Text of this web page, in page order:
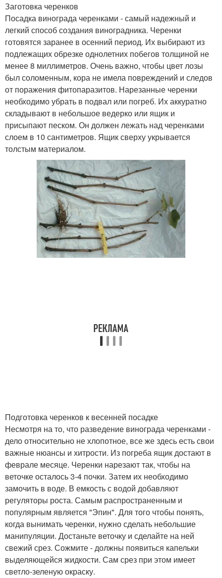
Заготовка черенков
Посадка винограда черенками - самый надежный и
легкий способ создания виноградника. Черенки
готовятся заранее в осенний период. Их выбирают из
подлежащих обрезке однолетних побегов толщиной не
менее 8 миллиметров. Очень важно, чтобы цвет лозы
был соломенным, кора не имела повреждений и следов
от поражения фитопаразитов. Нарезанные черенки
необходимо убрать в подвал или погреб. Их аккуратно
складывают в небольшое ведерко или ящик и
присыпают песком. Он должен лежать над черенками
слоем в 10 сантиметров. Ящик сверху укрывается
толстым материалом.
Подготовка черенков к весенней посадке
Несмотря на то, что разведение винограда черенками -
дело относительно не хлопотное, все же здесь есть свои
важные нюансы и хитрости. Из погреба ящик достают в
феврале месяце. Черенки нарезают так, чтобы на
веточке осталось 3-4 почки. Затем их необходимо
замочить в воде. В емкость с водой добавляют
регуляторы роста. Самым распространенным и
популярным является "Эпин". Для того чтобы понять,
когда вынимать черенки, нужно сделать небольшие
манипуляции. Достаньте веточку и сделайте на ней
свежий срез. Сожмите - должны появиться капельки
выделяющейся жидкости. Сам срез при этом имеет
светло-зеленую окраску.